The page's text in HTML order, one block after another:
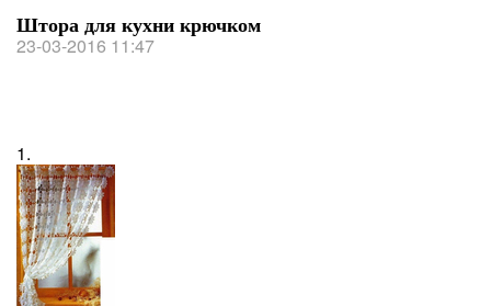
Штора для кухни крючком
23-03-2016 11:47
1.